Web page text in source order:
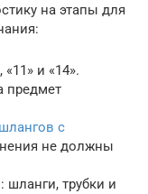
на этапы для
и «14».
предмет
с
не должны
трубки и